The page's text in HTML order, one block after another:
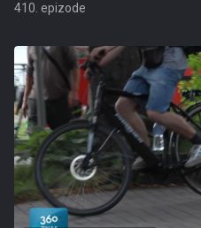
410. epizode